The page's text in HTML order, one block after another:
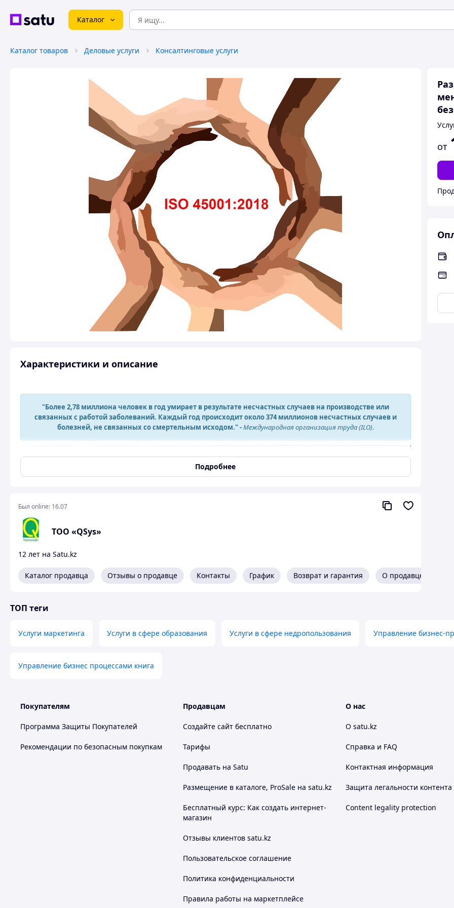
Каталог
Каталог товаров Деловые услуги Консалтинговые услуги
от
Характеристики и описание
"Более 2,78 миллиона человек в годумираетв результате несчастных случаев на производстве или
связанных с работой заболеваний. Каждый год происходит около 374 миллионов несчастных случаев и
болезней, не связанных со смертельным исходом." -Международная организация труда (ILO).
Услуга оптимальна для следующих организаций:
ИНОСТРАННЫМИ
уделяют большое внимание
наличию систем
ПРОДУКЦИЮ ИЛИ УСЛУГИ
международных рынках
Преимущества при работе с нами:
Подробнее
Был online: 16.07
ТОО «QSys»
12 лет на Satu.kz
Каталог продавца Отзывы о продавце Контакты График Возврат и гарантия О продавце
ТОП теги
Услуги маркетинга Услуги в сфере образования Услуги в сфере недропользования Управление бизнес-
Управление бизнес процессами книга
Покупателям
Программа Защиты Покупателей
Рекомендации по безопасным покупкам
Продавцам
Создайте сайт бесплатно
Тарифы
Продавать на Satu
Размещение в каталоге, ProSale на satu.kz
Бесплатный курс: Как создать интернет-
магазин
Отзывы клиентов satu.kz
Пользовательское соглашение
Политика конфиденциальности
Правила работы на маркетплейсе
О нас
О satu.kz
Справка и FAQ
Контактная информация
Защита легальности контента
Content legality protection